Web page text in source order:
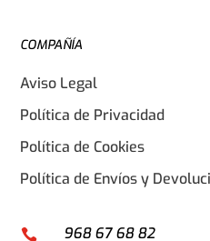
COMPAÑÍA
Aviso Legal
Política de Privacidad
Política de Cookies
Política de Envíos y
 968 67 68 82